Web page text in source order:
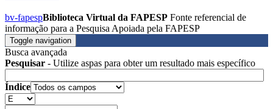
bv-fapespBiblioteca Virtual da FAPESP Fonte referencial de
informação para a Pesquisa Apoiada pela FAPESP
Toggle navigation
Busca avançada
Pesquisar - Utilize aspas para obter um resultado mais específico
Índice